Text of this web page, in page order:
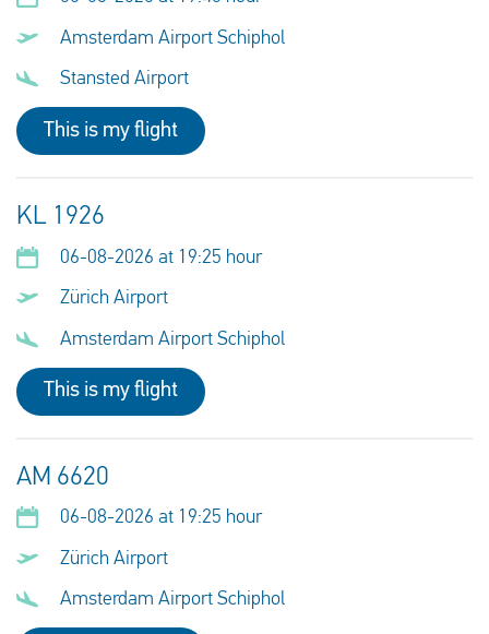
Amsterdam Airport Schiphol
Stansted Airport
This is my flight
KL 1926
06-08-2026 at 19:25 hour
Zürich Airport
Amsterdam Airport Schiphol
This is my flight
AM 6620
06-08-2026 at 19:25 hour
Zürich Airport
Amsterdam Airport Schiphol